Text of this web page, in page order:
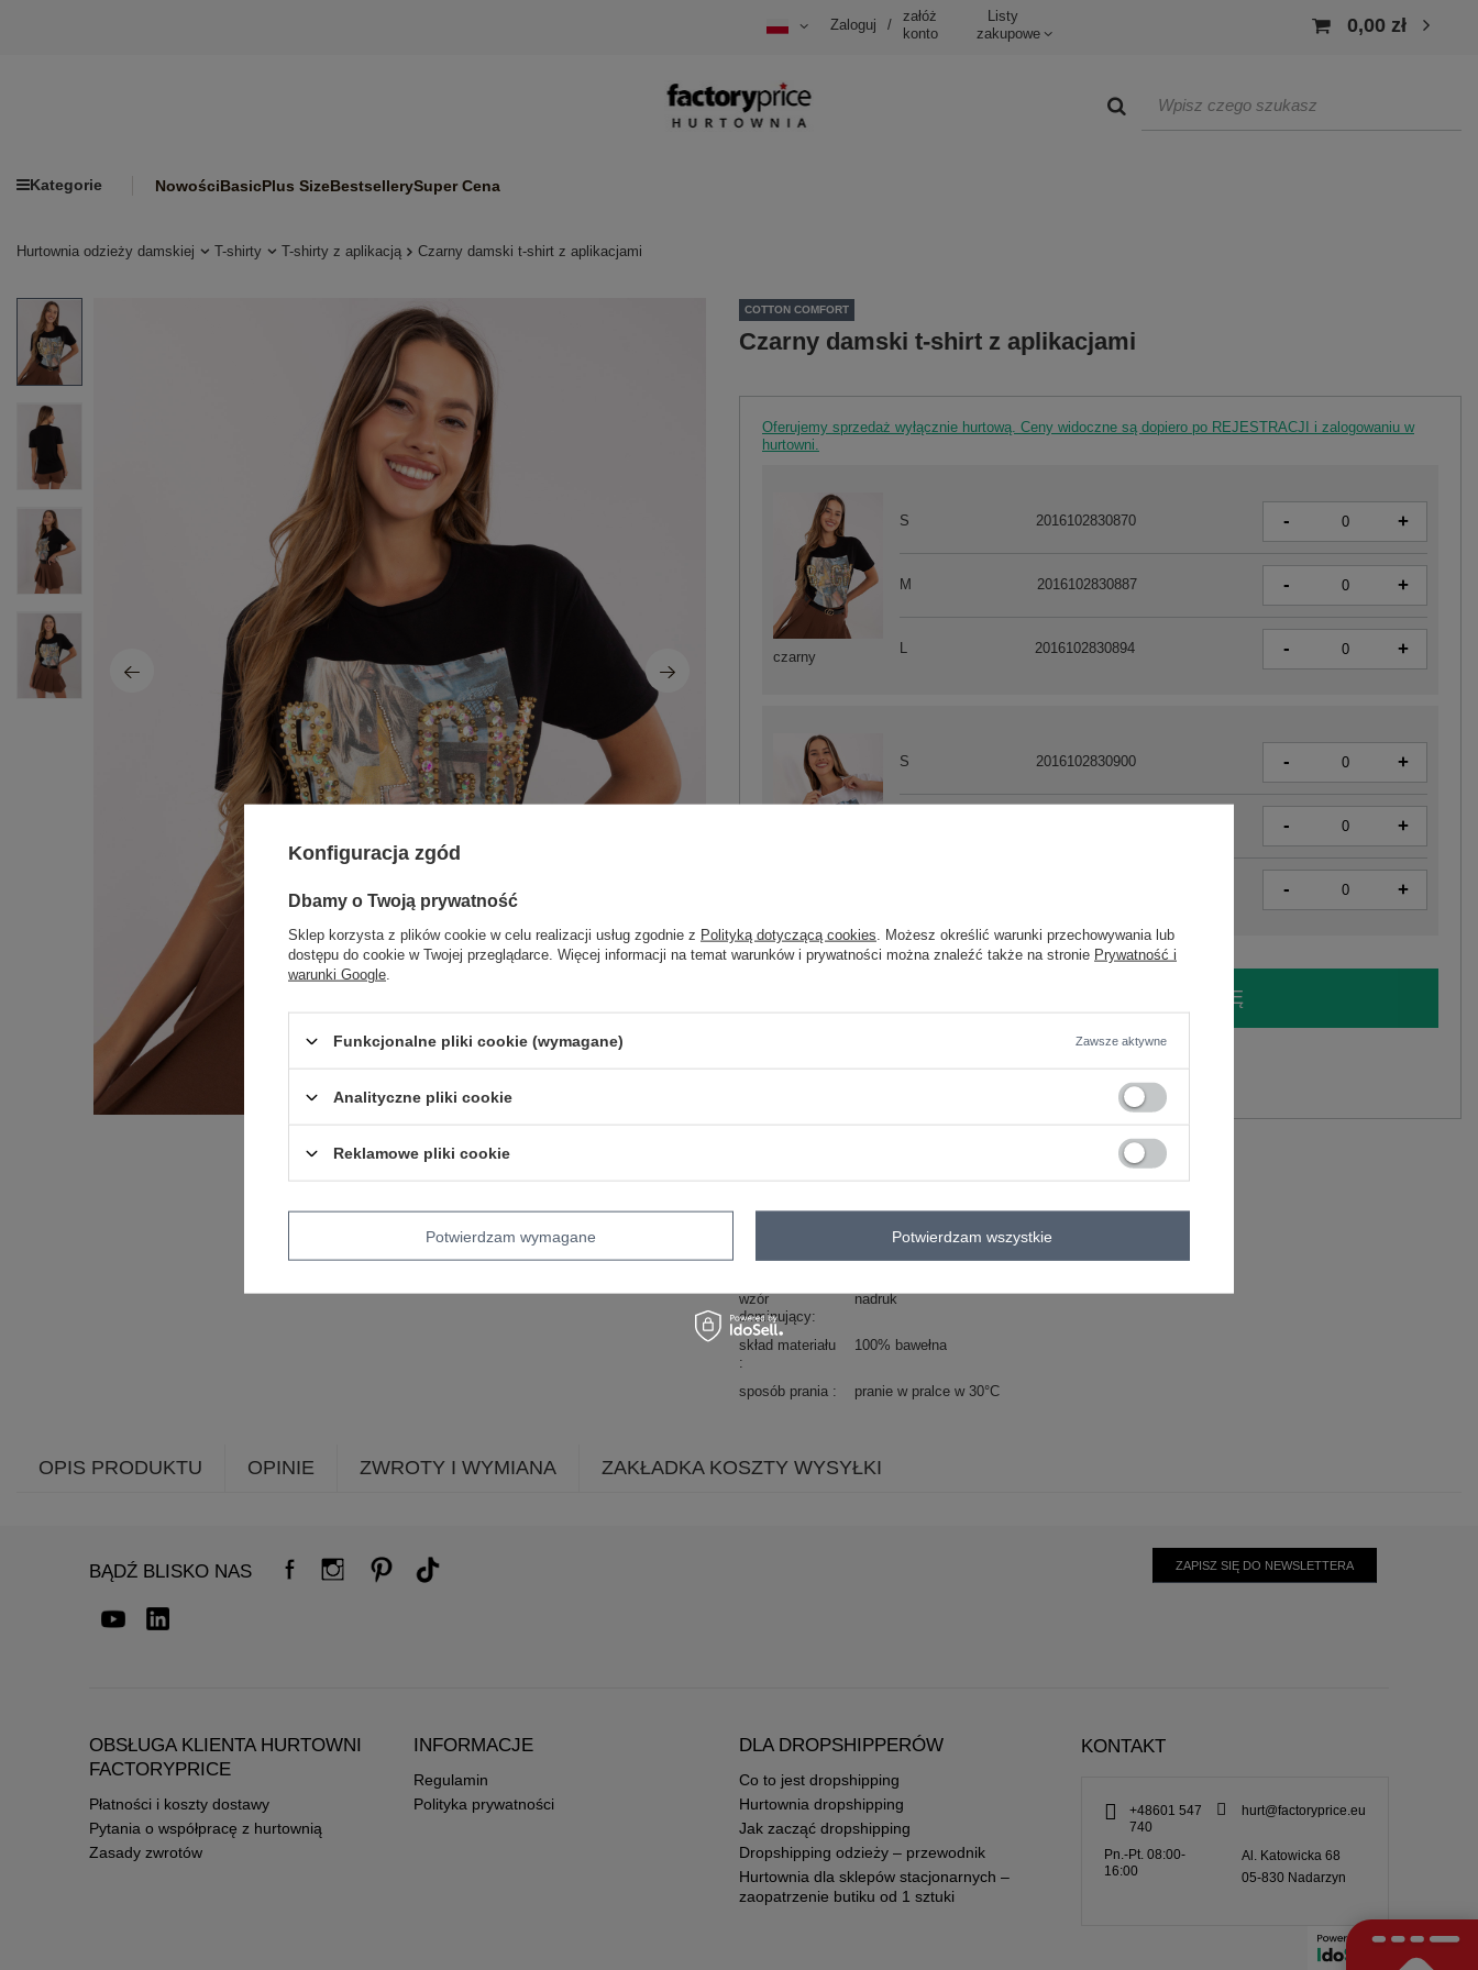
Zaloguj /
załóż
konto
Listy
zakupowe
0,00 zł
Kategorie NowościBasicPlus SizeBestsellerySuper Cena
Hurtownia odzieży damskiej T-shirty T-shirty z aplikacją Czarny damski t-shirt z aplikacjami
COTTON COMFORT
Czarny damski t-shirt z aplikacjami
Oferujemy sprzedaż wyłącznie hurtową. Ceny widoczne są dopiero po REJESTRACJI i zalogowaniu w
hurtowni.
S 2016102830900 - +
- +
- +
czarny
S 2016102830870 - +
M 2016102830887 - +
L 2016102830894 - +
ZALOGUJ SIĘ I ZOBACZ CENĘ
Kod produktu
HB-TS-3056.77P
wzór
dominujący
nadruk
skład materiału 100% bawełna
sposób prania pranie w pralce w 30°C
OPIS PRODUKTU OPINIE ZWROTY I WYMIANA ZAKŁADKA KOSZTY WYSYŁKI
BĄDŹ BLISKO NAS ZAPISZ SIĘ DO NEWSLETTERA
OBSŁUGA KLIENTA HURTOWNI
FACTORYPRICE
Płatności i koszty dostawy
Pytania o współpracę z hurtownią
Zasady zwrotów
INFORMACJE
Regulamin
Polityka prywatności
DLA DROPSHIPPERÓW
Co to jest dropshipping
Hurtownia dropshipping
Jak zacząć dropshipping
Dropshipping odzieży – przewodnik
Hurtownia dla sklepów stacjonarnych –
zaopatrzenie butiku od 1 sztuki
KONTAKT
+48601 547
740
hurt@factoryprice.eu
Pn.-Pt. 08:00-
16:00
Al. Katowicka 68
05-830 Nadarzyn
Konfiguracja zgód
Dbamy o Twoją prywatność
Sklep korzysta z plików cookie w celu realizacji usług zgodnie z Polityką dotyczącą cookies . Możesz określić warunki przechowywania lub
dostępu do cookie w Twojej przeglądarce. Więcej informacji na temat warunków i prywatności można znaleźć także na stronie Prywatność i
warunki Google
Funkcjonalne pliki cookie (wymagane) Zawsze aktywne
Analityczne pliki cookie
Reklamowe pliki cookie
Potwierdzam wymagane Potwierdzam wszystkie